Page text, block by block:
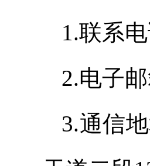
1.联系
2.电子
3.通信